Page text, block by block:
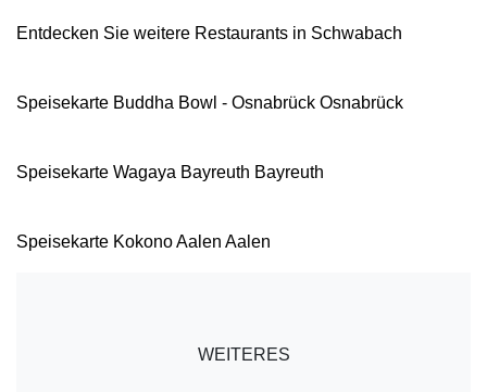
Entdecken Sie weitere Restaurants in Schwabach
Speisekarte Buddha Bowl - Osnabrück Osnabrück
Speisekarte Wagaya Bayreuth Bayreuth
Speisekarte Kokono Aalen Aalen
WEITERES